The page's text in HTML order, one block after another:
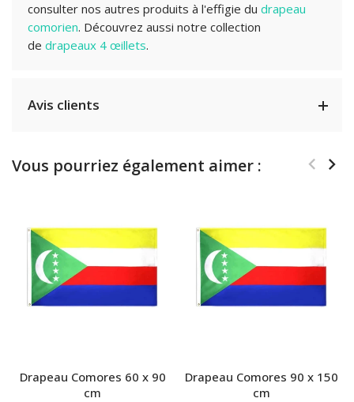
consulter nos autres produits à l'effigie du drapeau
comorien. Découvrez aussi notre collection
de drapeaux 4 œillets.
Avis clients
Vous pourriez également aimer :
Drapeau Comores 60 x 90
cm
Drapeau Comores 90 x 150
cm